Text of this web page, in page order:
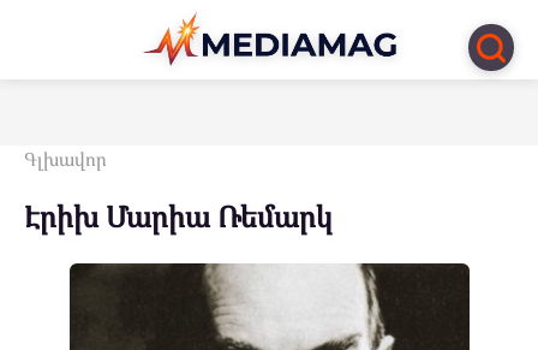
Перейти
контенту
Գլխավոր
Էրիխ Մարիա Ռեմարկ